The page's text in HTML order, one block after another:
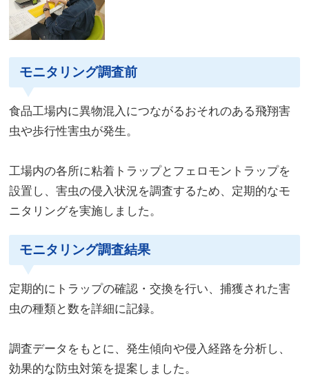
モニタリング調査前
食品工場内に異物混入につながるおそれのある飛翔害
虫や歩行性害虫が発生。
工場内の各所に粘着トラップとフェロモントラップを
設置し、害虫の侵入状況を調査するため、定期的なモ
ニタリングを実施しました。
モニタリング調査結果
定期的にトラップの確認・交換を行い、捕獲された害
虫の種類と数を詳細に記録。
調査データをもとに、発生傾向や侵入経路を分析し、
効果的な防虫対策を提案しました。